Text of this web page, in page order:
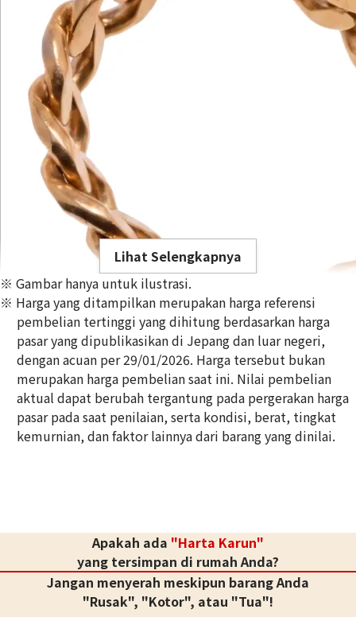
18K gold (K18) Kihei ring
Referensi Harga Buyback
Rp 11.159.140
Lihat Selengkapnya
※ Gambar hanya untuk ilustrasi.
※ Harga yang ditampilkan merupakan harga referensi
pembelian tertinggi yang dihitung berdasarkan harga
pasar yang dipublikasikan di Jepang dan luar negeri,
dengan acuan per 29/01/2026. Harga tersebut bukan
merupakan harga pembelian saat ini. Nilai pembelian
aktual dapat berubah tergantung pada pergerakan harga
pasar pada saat penilaian, serta kondisi, berat, tingkat
kemurnian, dan faktor lainnya dari barang yang dinilai.
Apakah ada "Harta Karun"
yang tersimpan di rumah Anda?
Jangan menyerah meskipun barang Anda
"Rusak", "Kotor", atau "Tua"!